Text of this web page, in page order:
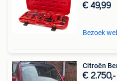
€ 49,99
Bezoek
Citroën
€ 2.750,-